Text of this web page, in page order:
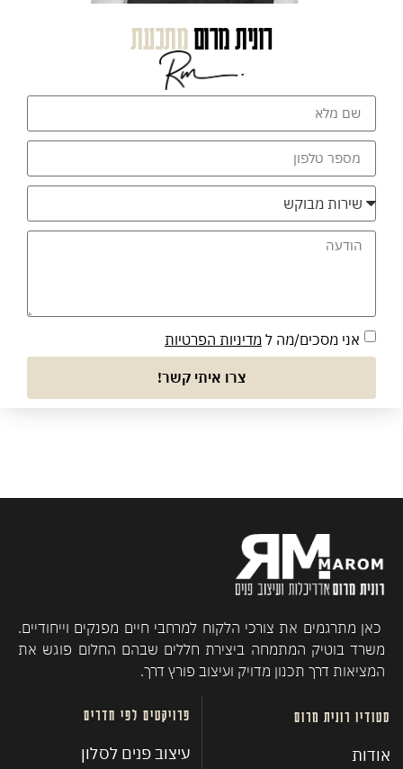
רונית מרוםמתכננת
אני מסכים/מה ל מדיניות הפרטיות
צרו איתי קשר!
כאן מתרגמים את צורכי הלקוח למרחבי חיים מפנקים וייחודיים.
משרד בוטיק המתמחה ביצירת חללים שבהם החלום פוגש את
המציאות דרך תכנון מדויק ועיצוב פורץ דרך.
סטודיו רונית מרום
אודות
פרויקטים לפי חדרים
עיצוב פנים לסלון